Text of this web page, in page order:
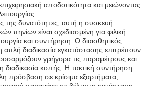
αποδοτικότητα και μειώνοντας
της δυνατότητες, αυτή η συσκευή
πηνίων είναι σχεδιασμένη για φιλική
και συντήρηση. Ο διαισθητικός
απλή διαδικασία εγκατάστασης επιτρέπουν
γρήγορα τις παραμέτρους και
κοπής. Η τακτική συντήρηση
πρόσβαση σε κρίσιμα εξαρτήματα,